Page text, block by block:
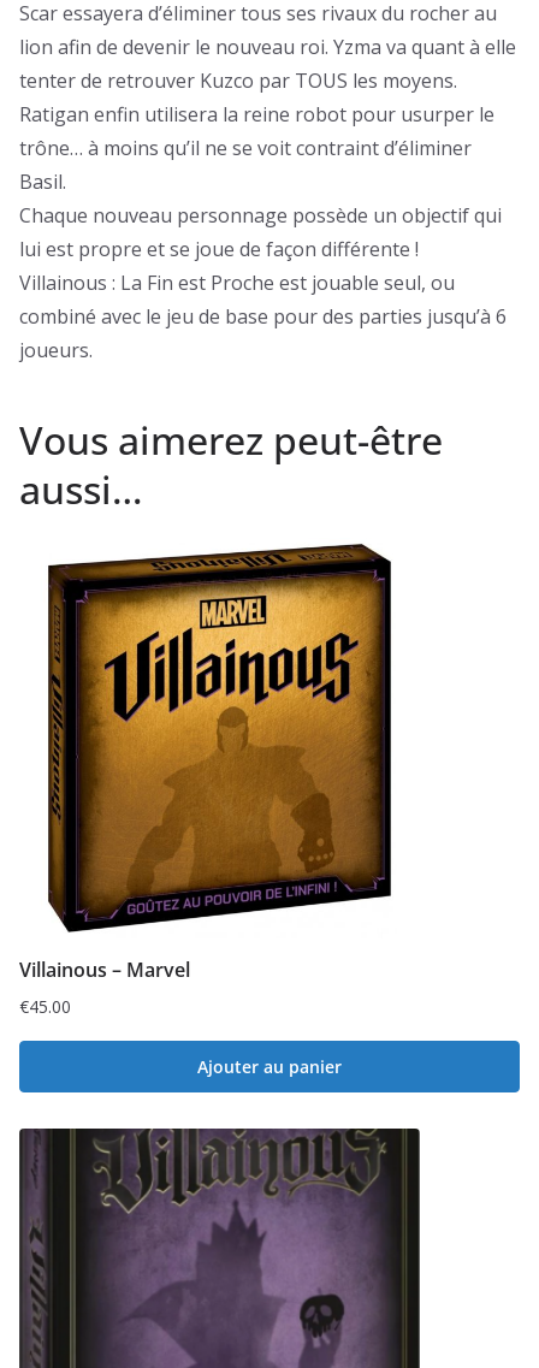
Scar essayera d’éliminer tous ses rivaux du rocher au
lion afin de devenir le nouveau roi. Yzma va quant à elle
tenter de retrouver Kuzco par TOUS les moyens.
Ratigan enfin utilisera la reine robot pour usurper le
trône… à moins qu’il ne se voit contraint d’éliminer
Basil.
Chaque nouveau personnage possède un objectif qui
lui est propre et se joue de façon différente !
Villainous : La Fin est Proche est jouable seul, ou
combiné avec le jeu de base pour des parties jusqu’à 6
joueurs.
Vous aimerez peut-être
aussi…
Villainous – Marvel
€45.00
Ajouter au panier